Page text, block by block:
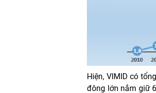
Hiện, VIMID có
đông lớn nắm giữ